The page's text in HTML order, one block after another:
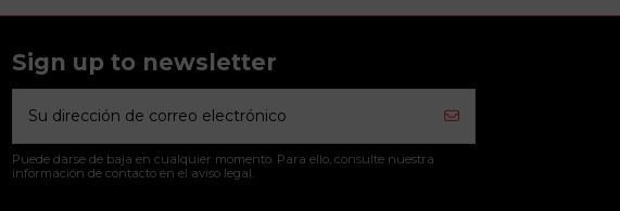
Sign up to newsletter
Puede darse de baja en cualquier momento. Para ello, consulte nuestra
información de contacto en el aviso legal.